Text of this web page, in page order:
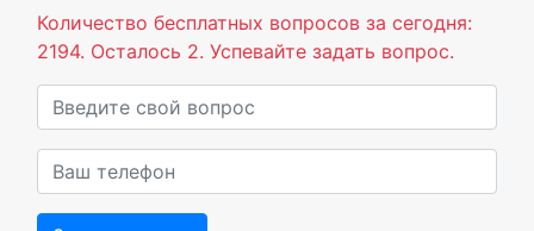
Количество бесплатных вопросов за сегодня:
2194. Осталось 2. Успевайте задать вопрос.